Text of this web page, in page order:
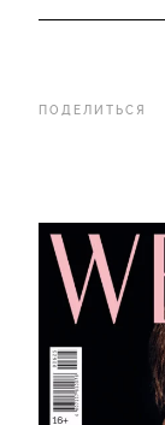
ПОДЕЛИТЬСЯ